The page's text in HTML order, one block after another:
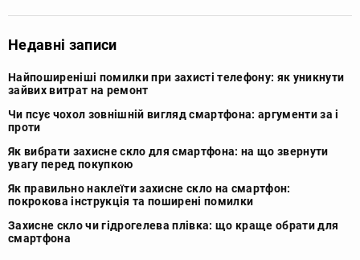
Недавні записи
Найпоширеніші помилки при захисті телефону: як уникнути
зайвих витрат на ремонт
Чи псує чохол зовнішній вигляд смартфона: аргументи за і
проти
Як вибрати захисне скло для смартфона: на що звернути
увагу перед покупкою
Як правильно наклеїти захисне скло на смартфон:
покрокова інструкція та поширені помилки
Захисне скло чи гідрогелева плівка: що краще обрати для
смартфона